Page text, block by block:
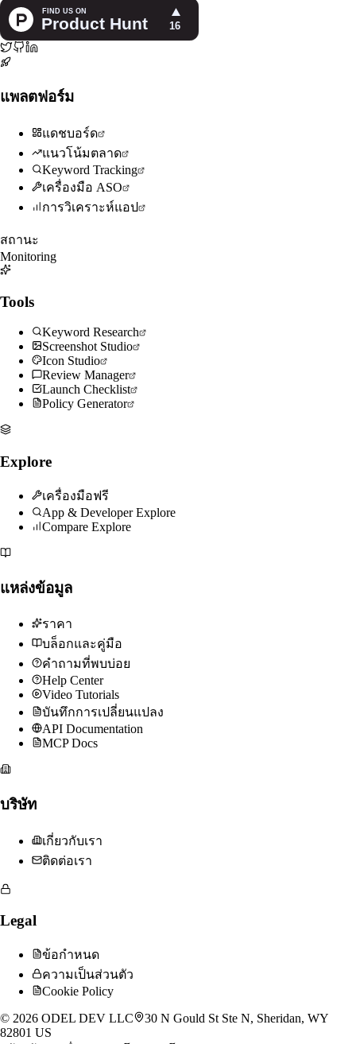
แพลตฟอร์ม
แดชบอร์ด
แนวโน้มตลาด
Keyword Tracking
เครื่องมือ ASO
การวิเคราะห์แอป
สถานะ
Monitoring
Tools
Keyword Research
Screenshot Studio
Icon Studio
Review Manager
Launch Checklist
Policy Generator
Explore
เครื่องมือฟรี
App & Developer Explore
Compare Explore
แหล่งข้อมูล
ราคา
บล็อกและคู่มือ
คำถามที่พบบ่อย
Help Center
Video Tutorials
บันทึกการเปลี่ยนแปลง
API Documentation
MCP Docs
บริษัท
เกี่ยวกับเรา
ติดต่อเรา
Legal
ข้อกำหนด
ความเป็นส่วนตัว
Cookie Policy
© 2026 ODEL DEV LLC
30 N Gould St Ste N, Sheridan, WY
82801 US